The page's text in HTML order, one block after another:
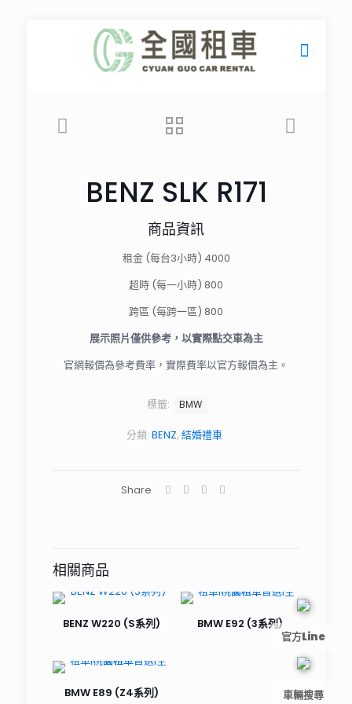
官方Line
車輛搜尋
BENZ SLK R171
商品資訊
租金 (每台3小時) 4000
超時 (每一小時) 800
跨區 (每跨一區) 800
展示照片僅供參考，以實際點交車為主
官網報價為參考費率，實際費率以官方報價為主。
分類: BENZ, 結婚禮車
標籤: BMW
Share
相關商品
BENZ W220 (S系列) BMW E92 (3系列)
BMW E89 (Z4系列)